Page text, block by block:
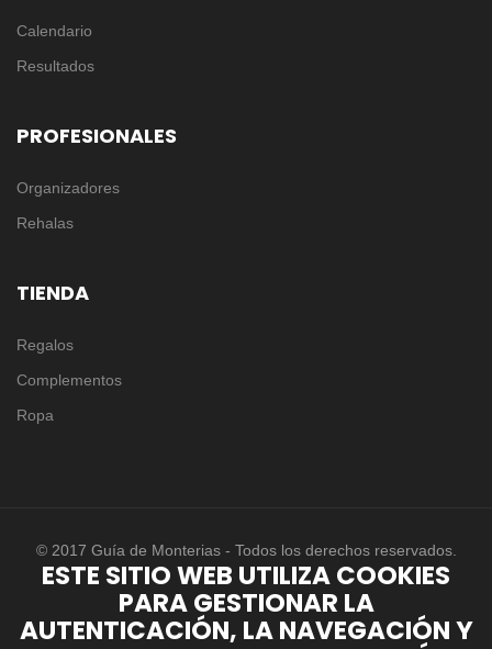
Calendario
Resultados
PROFESIONALES
Organizadores
Rehalas
TIENDA
Regalos
Complementos
Ropa
© 2017 Guía de Monterias - Todos los derechos reservados.
ESTE SITIO WEB UTILIZA COOKIES
PARA GESTIONAR LA
AUTENTICACIÓN, LA NAVEGACIÓN Y